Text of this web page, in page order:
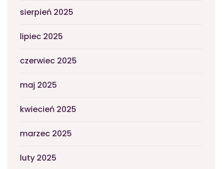
sierpień 2025
lipiec 2025
czerwiec 2025
maj 2025
kwiecień 2025
marzec 2025
luty 2025